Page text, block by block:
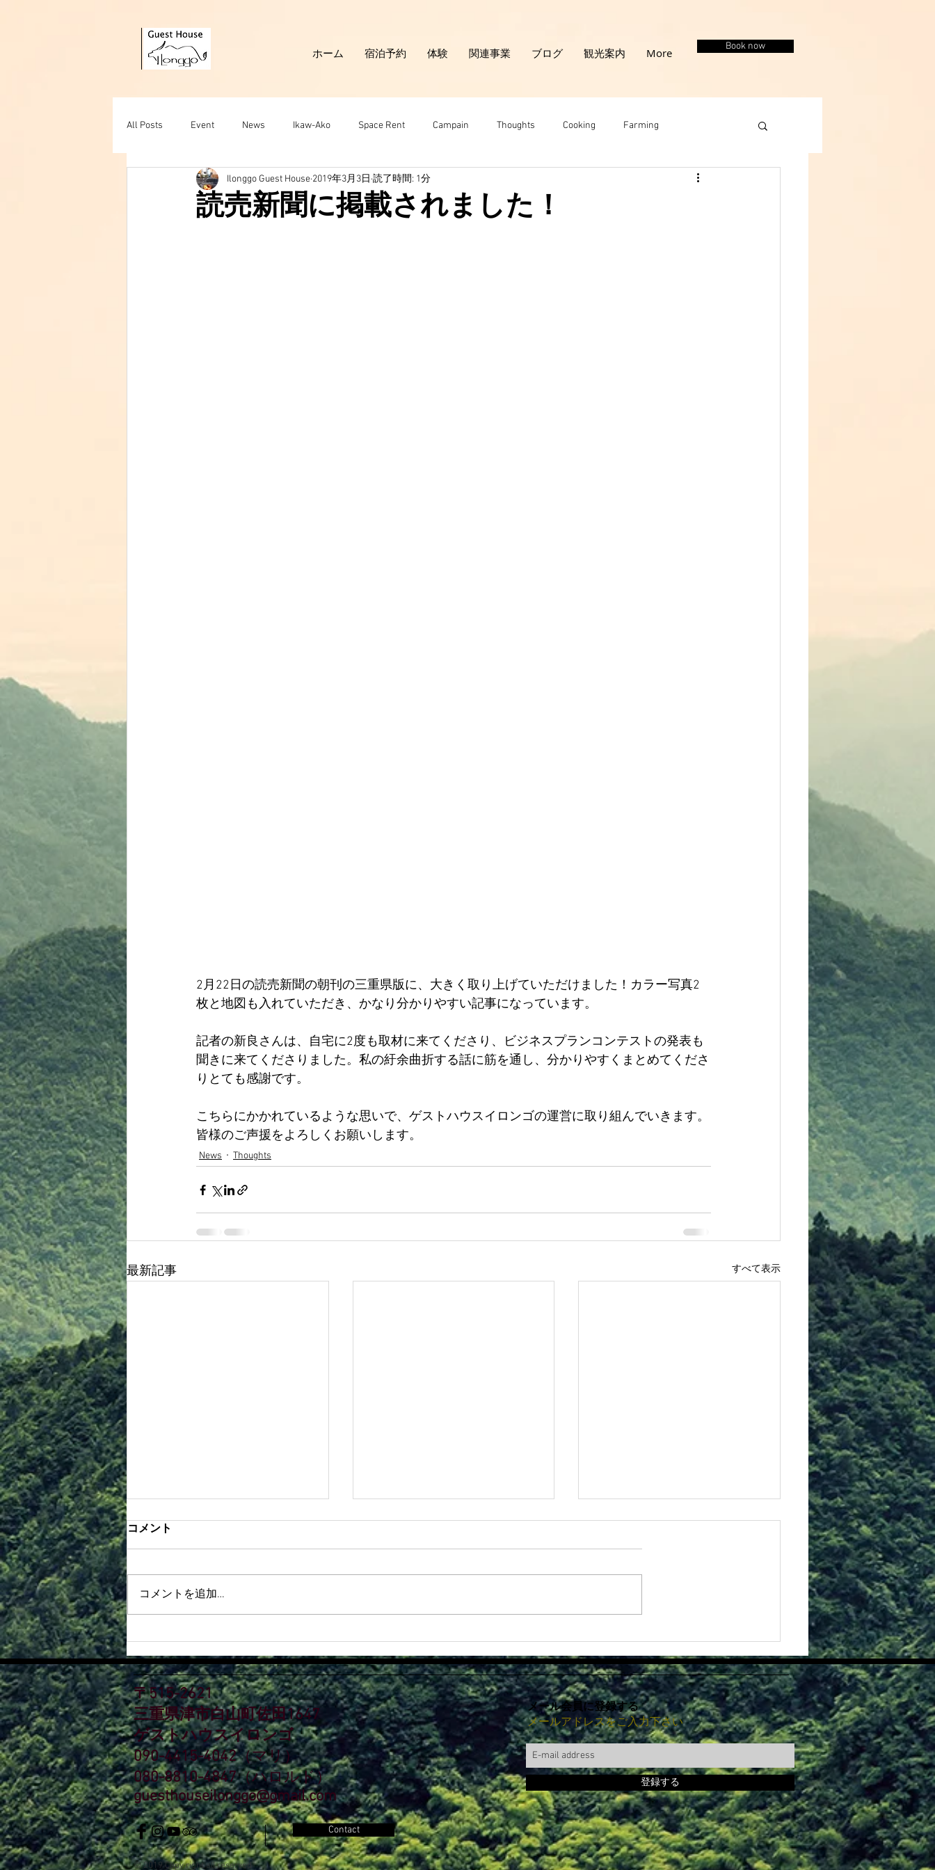
Book now
ホーム 宿泊予約 体験 関連事業 ブログ 観光案内 More
All Posts Event News Ikaw-Ako Space Rent Campain Thoughts Cooking Farming
Landing in Hakusan Experience Around us
読売新聞に掲載されました！
Ilonggo Guest House 2019年3月3日 読了時間: 1分
2月22日の読売新聞の朝刊の三重県版に、大きく取り上げていただけました！カラー写真2
枚と地図も入れていただき、かなり分かりやすい記事になっています。
記者の新良さんは、自宅に2度も取材に来てくださり、ビジネスプランコンテストの発表も
聞きに来てくださりました。私の紆余曲折する話に筋を通し、分かりやすくまとめてくださ
りとても感謝です。
こちらにかかれているような思いで、ゲストハウスイロンゴの運営に取り組んでいきます。
皆様のご声援をよろしくお願いします。
News Thoughts
最新記事 すべて表示
してきました！
ゴで宿泊プラン
について
コメント
コメントを追加…
〒515-2621
三重県津市白山町佐田1647
ゲストハウスイロンゴ
090-4415-4042（マリ）
080-8810-4847（ハロルド）
guesthouseilonggo@gmail.com
Contact
メール会員に登録する
メールアドレスをご入力下さい
登録する
© 2019 Copy right all reserved